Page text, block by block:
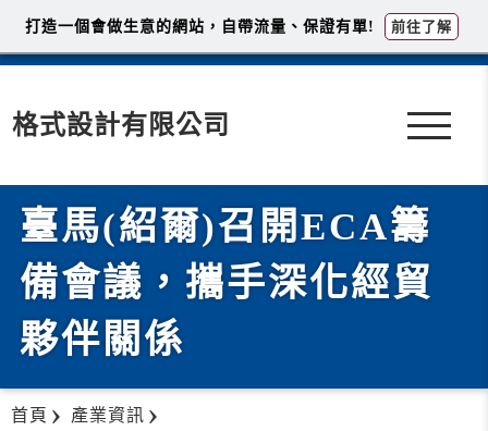
格式設計有限公司
臺馬(紹爾)召開ECA籌
備會議，攜手深化經貿
夥伴關係
首頁
產業資訊
打造一個會做生意的網站，自帶流量、保證有單! 前往了解